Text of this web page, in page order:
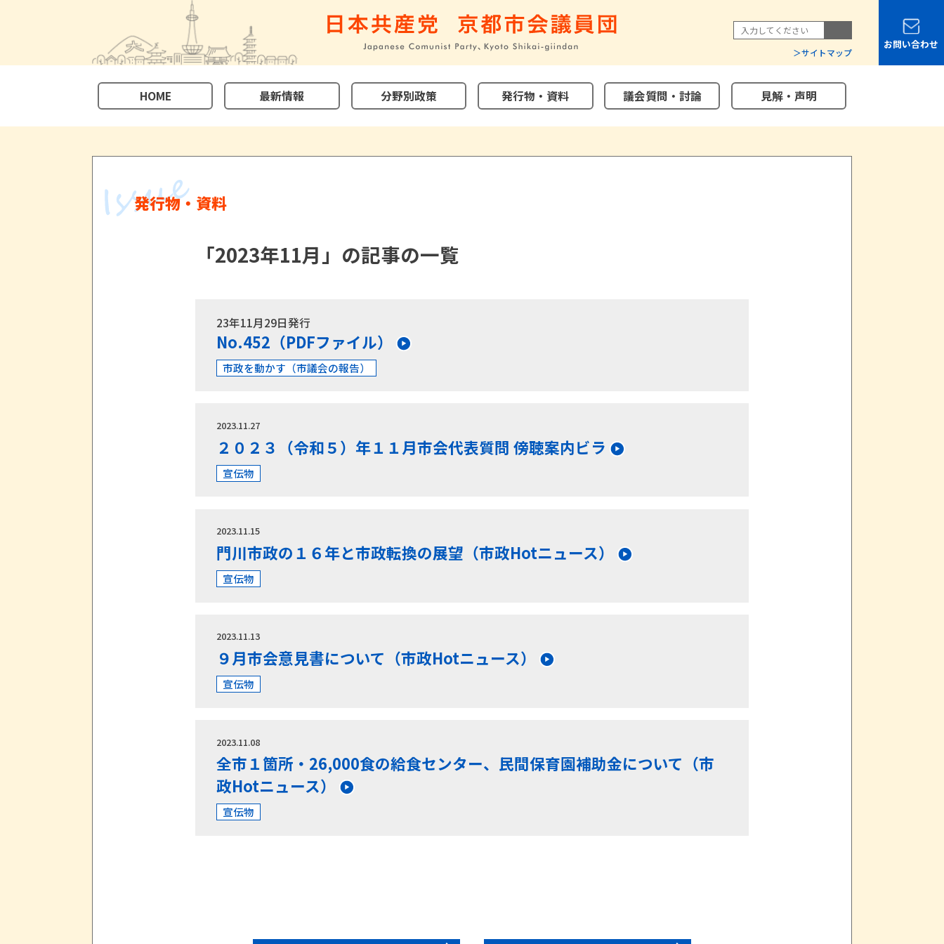
サイトマップ
HOME 最新情報 分野別政策 発行物・資料 議会質問・討論 見解・声明
お問い合わせ
発行物・資料
「2023年11月」の記事の一覧
23年11月29日発行
No.452（PDFファイル）
市政を動かす（市議会の報告）
2023.11.27
２０２３（令和５）年１１月市会代表質問 傍聴案内ビラ
宣伝物
2023.11.15
門川市政の１６年と市政転換の展望（市政Hotニュース）
宣伝物
2023.11.13
９月市会意見書について（市政Hotニュース）
宣伝物
2023.11.08
全市１箇所・26,000食の給食センター、民間保育園補助金について（市
政Hotニュース）
宣伝物